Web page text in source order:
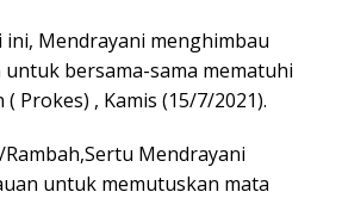
Mendrayani menghimbau
bersama-sama mematuhi
Prokes) , Kamis (15/7/2021).
Mendrayani
untuk memutuskan mata